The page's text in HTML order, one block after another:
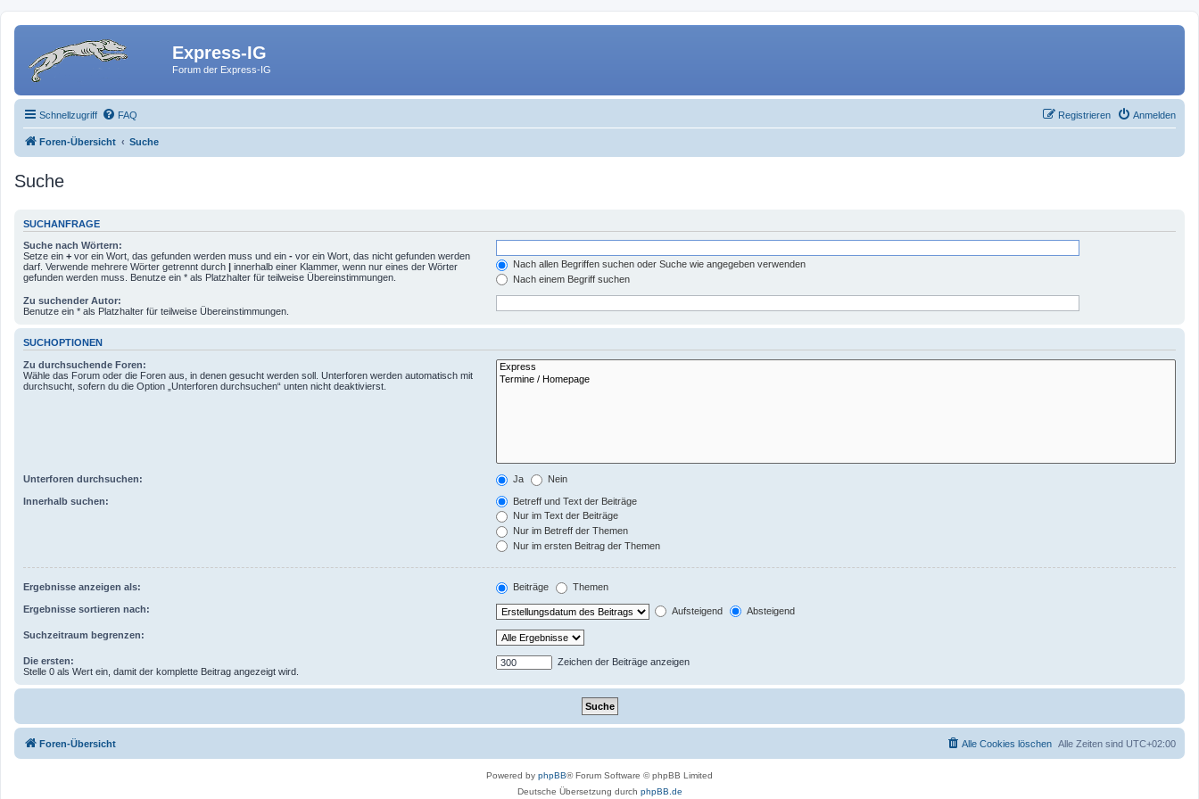
Express-IG
Forum der Express-IG
Schnellzugriff FAQ Anmelden
Registrieren
Foren-Übersicht Suche
Suche
SUCHANFRAGE
Suche nach Wörtern:
Setze ein + vor ein Wort, das gefunden werden muss und ein - vor ein Wort, das nicht gefunden werden
darf. Verwende mehrere Wörter getrennt durch | innerhalb einer Klammer, wenn nur eines der Wörter
gefunden werden muss. Benutze ein * als Platzhalter für teilweise Übereinstimmungen.
Nach allen Begriffen suchen oder Suche wie angegeben verwenden
Nach einem Begriff suchen
Zu suchender Autor:
Benutze ein * als Platzhalter für teilweise Übereinstimmungen.
SUCHOPTIONEN
Zu durchsuchende Foren:
Wähle das Forum oder die Foren aus, in denen gesucht werden soll. Unterforen werden automatisch mit
durchsucht, sofern du die Option „Unterforen durchsuchen“ unten nicht deaktivierst.
Unterforen durchsuchen: Ja Nein
Innerhalb suchen:
Betreff und Text der Beiträge
Nur im Text der Beiträge
Nur im Betreff der Themen
Nur im ersten Beitrag der Themen
Ergebnisse anzeigen als: Beiträge Themen
Ergebnisse sortieren nach: Aufsteigend Absteigend
Suchzeitraum begrenzen:
Die ersten:
Stelle 0 als Wert ein, damit der komplette Beitrag angezeigt wird.
Zeichen der Beiträge anzeigen
Foren-Übersicht Alle Zeiten sind UTC+02:00
Alle Cookies löschen
Powered by phpBB® Forum Software © phpBB Limited
Deutsche Übersetzung durch phpBB.de